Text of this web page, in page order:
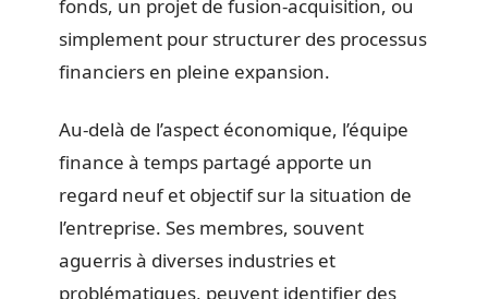
fonds, un projet de fusion-acquisition, ou
simplement pour structurer des processus
financiers en pleine expansion.
Au-delà de l’aspect économique, l’équipe
finance à temps partagé apporte un
regard neuf et objectif sur la situation de
l’entreprise. Ses membres, souvent
aguerris à diverses industries et
problématiques, peuvent identifier des